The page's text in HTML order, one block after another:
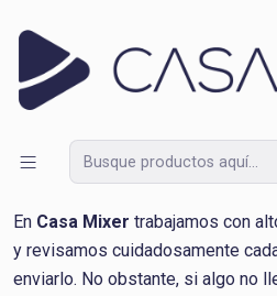
Inicio
¡Gracias por comprar enCasa
En Casa Mixer trabajamos con
y revisamos cuidadosamente
enviarlo. No obstante, si algo no